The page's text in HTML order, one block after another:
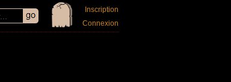
Inscription
Connexion